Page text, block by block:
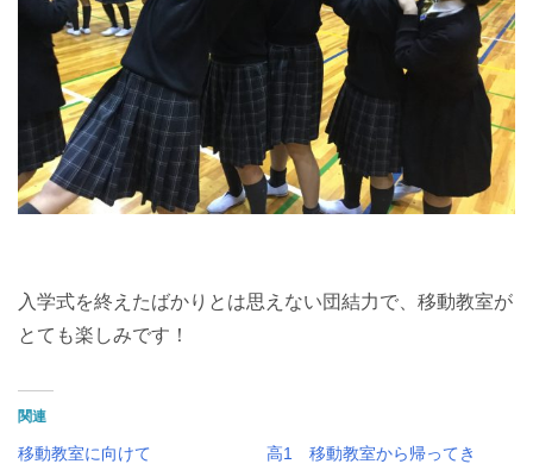
入学式を終えたばかりとは思えない団結力で、移動教室が
とても楽しみです！
関連
移動教室に向けて
高1 移動教室から帰ってき